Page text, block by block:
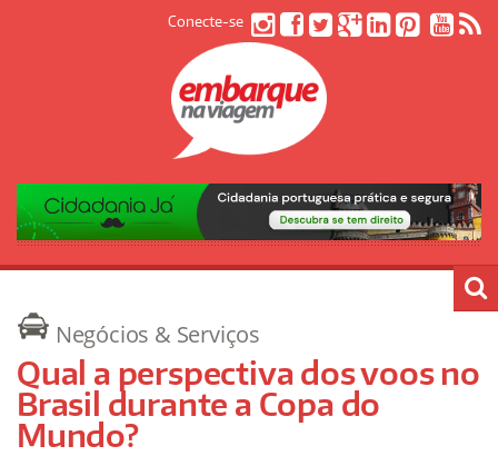
Conecte-se
Negócios & Serviços
Qual a perspectiva dos voos no
Brasil durante a Copa do
Mundo?